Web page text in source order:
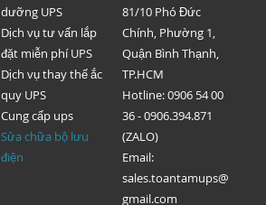
dưỡng UPS
Dịch vụ tư vấn lắp
đặt miễn phí UPS
Dịch vụ thay thế ắc
quy UPS
Cung cấp ups
Sửa chữa bộ lưu
điện
81/10 Phó Đức
Chính, Phường 1,
Quận Bình Thạnh,
TP.HCM
Hotline: 0906 54 00
36 - 0906.394.871
(ZALO)
Email:
sales.toantamups@
gmail.com